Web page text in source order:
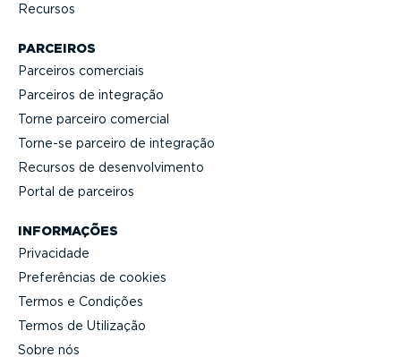
Recursos
PARCEIROS
Parceiros comerciais
Parceiros de integração
Torne parceiro comercial
Torne-se parceiro de integração
Recursos de desen­vol­vi­mento
Portal de parceiros
INFORMAÇÕES
Privacidade
Prefe­rências de cookies
Termos e Condições
Termos de Utilização
Sobre nós